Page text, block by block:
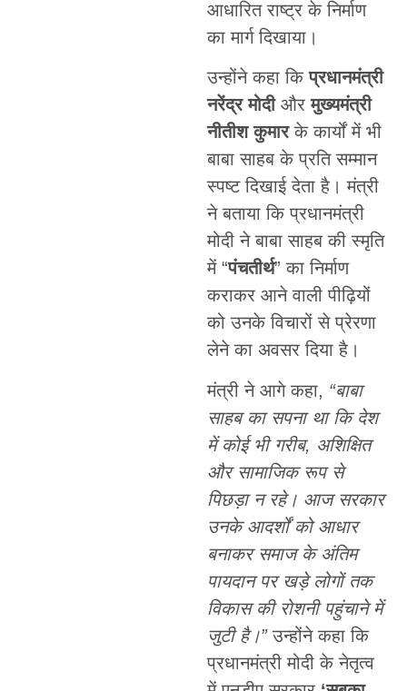
आधारित राष्ट्र के निर्माण
का मार्ग दिखाया।
उन्होंने कहा किप्रधानमंत्री
नरेंद्र मोदीऔरमुख्यमंत्री
नीतीश कुमारके कार्यों में भी
बाबा साहब के प्रति सम्मान
स्पष्ट दिखाई देता है। मंत्री
ने बताया कि प्रधानमंत्री
मोदी ने बाबा साहब की स्मृति
में “पंचतीर्थ” का निर्माण
कराकर आने वाली पीढ़ियों
को उनके विचारों से प्रेरणा
लेने का अवसर दिया है।
मंत्री ने आगे कहा, “बाबा
साहब का सपना था कि देश
में कोई भी गरीब, अशिक्षित
और सामाजिक रूप से
पिछड़ा न रहे। आज सरकार
उनके आदर्शों को आधार
बनाकर समाज के अंतिम
पायदान पर खड़े लोगों तक
विकास की रोशनी पहुंचाने में
जुटी है।”उन्होंने कहा कि
प्रधानमंत्री मोदी के नेतृत्व